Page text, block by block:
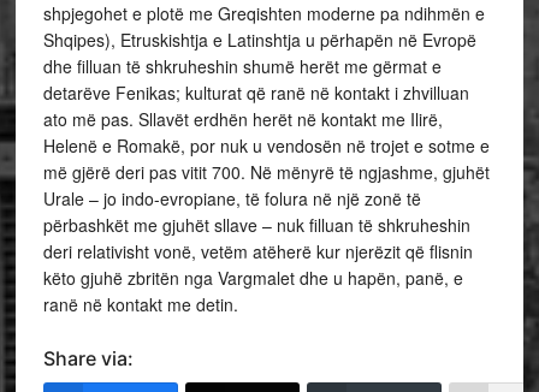
shpjegohet e plotë me Greqishten moderne pa ndihmën e
Shqipes), Etruskishtja e Latinshtja u përhapën në Evropë
dhe filluan të shkruheshin shumë herët me gërmat e
detarëve Fenikas; kulturat që ranë në kontakt i zhvilluan
ato më pas. Sllavët erdhën herët në kontakt me Ilirë,
Helenë e Romakë, por nuk u vendosën në trojet e sotme e
më gjërë deri pas vitit 700. Në mënyrë të ngjashme, gjuhët
Urale – jo indo-evropiane, të folura në një zonë të
përbashkët me gjuhët sllave – nuk filluan të shkruheshin
deri relativisht vonë, vetëm atëherë kur njerëzit që flisnin
këto gjuhë zbritën nga Vargmalet dhe u hapën, panë, e
ranë në kontakt me detin.
Share via: